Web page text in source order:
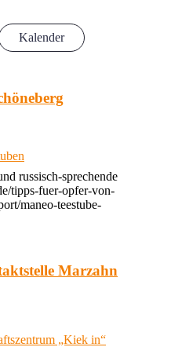
Kalender
russisch-sprechende
tipps-fuer-opfer-von-
maneo-teestube-
Marzahn
„Kiek in“